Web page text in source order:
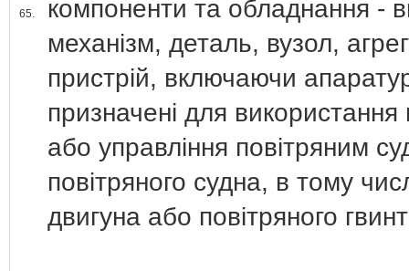
65.
компоненти та обладнання -
механізм, деталь, вузол,
пристрій, включаючи
призначені для використання
або управління повітряним
повітряного судна, в тому
двигуна або повітряного